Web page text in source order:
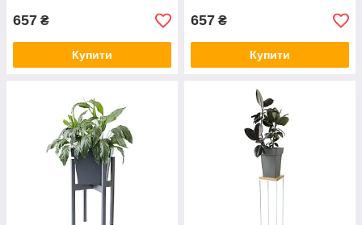
657 ₴
Купити
657 ₴
Купити